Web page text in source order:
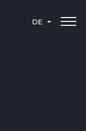
DE